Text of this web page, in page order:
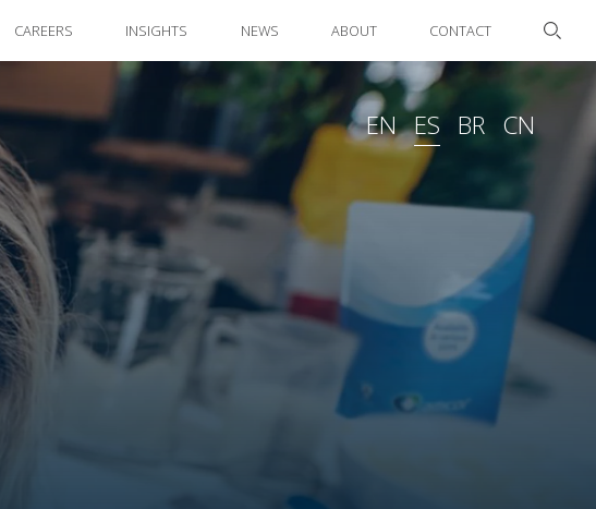
CAREERS INSIGHTS NEWS ABOUT CONTACT
EN ES BR CN